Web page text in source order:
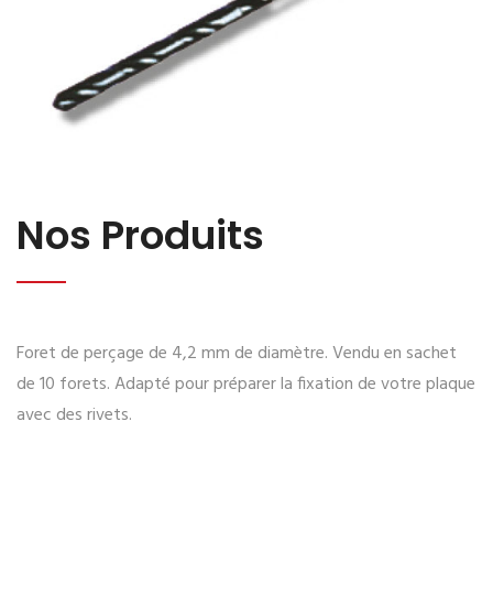
Nos Produits
Foret de perçage de 4,2 mm de diamètre. Vendu en sachet
de 10 forets. Adapté pour préparer la fixation de votre plaque
avec des rivets.